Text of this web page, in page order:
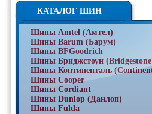
КАТАЛОГ ШИН
Шины Amtel (Амтел)
Шины Barum (Барум)
Шины BFGoodrich
Шины Бриджстоун
Шины Континенталь
Шины Cooper
Шины Cordiant
Шины Dunlop (Данлоп)
Шины Fulda